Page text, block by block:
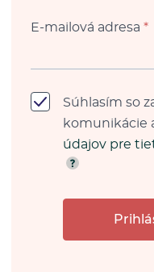
E-mailová adresa *
Súhlasím so
komunikácie
údajov pre